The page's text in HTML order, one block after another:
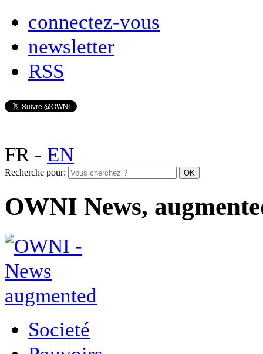
connectez-vous
newsletter
RSS
FR- EN
Recherche pour:
OWNI News,
Societé